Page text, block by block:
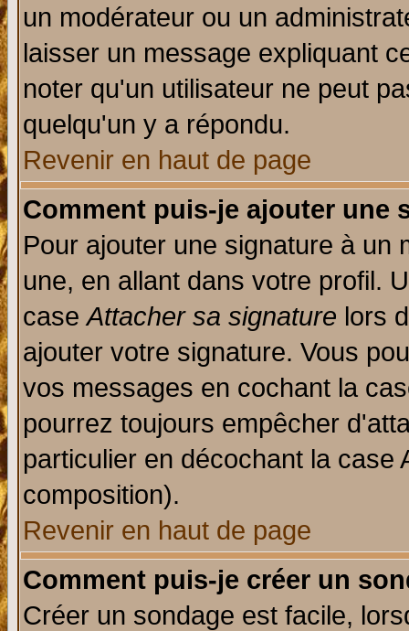
un modérateur ou un
laisser un message expliquant
noter qu'un utilisateur ne peut
quelqu'un y a répondu.
Revenir en haut de page
Comment puis-je ajouter une
Pour ajouter une signature à un
une, en allant dans votre profil.
caseAttacher sa signature lors
ajouter votre signature. Vous
vos messages en cochant la
pourrez toujours empêcher
particulier en décochant la
composition).
Revenir en haut de page
Comment puis-je créer un
Créer un sondage est facile,